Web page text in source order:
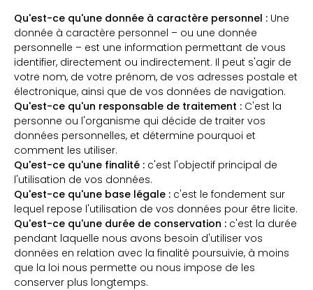
Qu'est-ce qu'une donnée à caractère personnel : Une
donnée à caractère personnel – ou une donnée
personnelle – est une information permettant de vous
identifier, directement ou indirectement. Il peut s'agir de
votre nom, de votre prénom, de vos adresses postale et
électronique, ainsi que de vos données de navigation.
Qu'est-ce qu'un responsable de traitement : C'est la
personne ou l'organisme qui décide de traiter vos
données personnelles, et détermine pourquoi et
comment les utiliser.
Qu'est-ce qu'une finalité : c'est l'objectif principal de
l'utilisation de vos données.
Qu'est-ce qu'une base légale : c'est le fondement sur
lequel repose l'utilisation de vos données pour être licite.
Qu'est-ce qu'une durée de conservation : c'est la durée
pendant laquelle nous avons besoin d'utiliser vos
données en relation avec la finalité poursuivie, à moins
que la loi nous permette ou nous impose de les
conserver plus longtemps.